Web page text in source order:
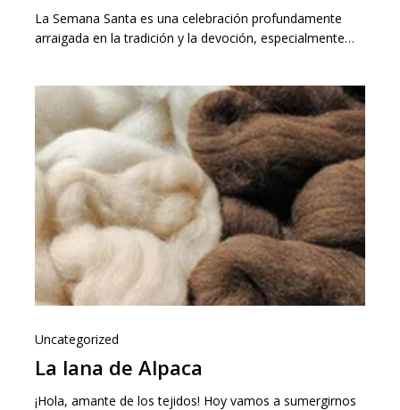
La Semana Santa es una celebración profundamente
arraigada en la tradición y la devoción, especialmente…
Uncategorized
La lana de Alpaca
¡Hola, amante de los tejidos! Hoy vamos a sumergirnos